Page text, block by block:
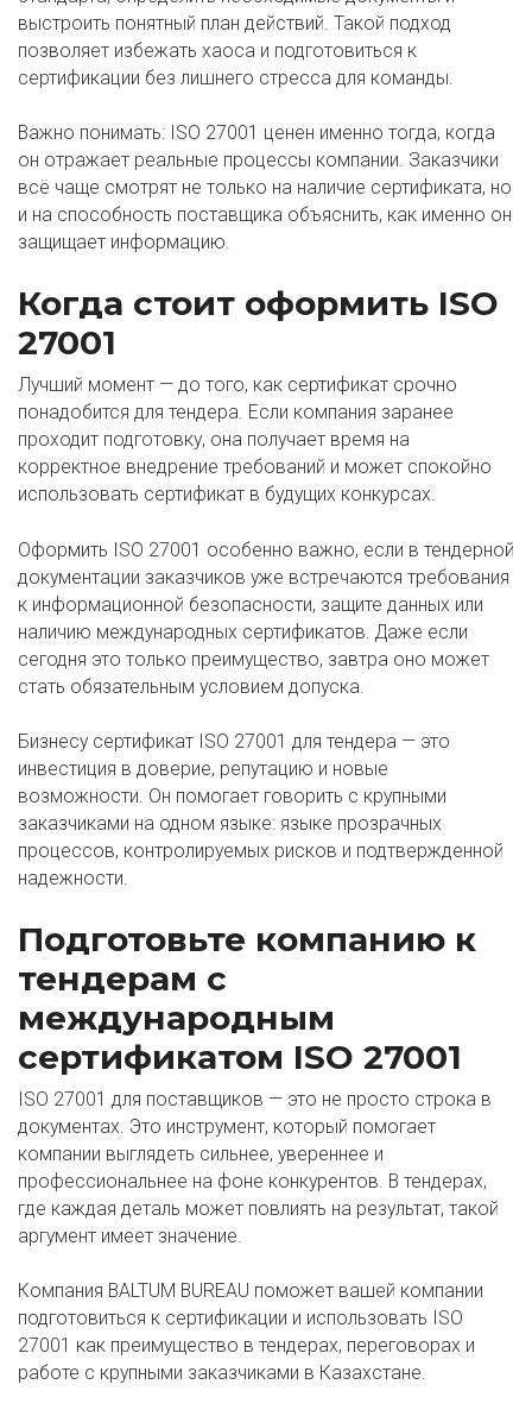
выстроить понятный план действий. Такой подход
позволяет избежать хаоса и подготовиться к
сертификации без лишнего стресса для команды.
Важно понимать: ISO 27001 ценен именно тогда, когда
он отражает реальные процессы компании. Заказчики
всё чаще смотрят не только на наличие сертификата, но
и на способность поставщика объяснить, как именно он
защищает информацию.
Когда стоит оформить ISO
27001
Лучший момент — до того, как сертификат срочно
понадобится для тендера. Если компания заранее
проходит подготовку, она получает время на
корректное внедрение требований и может спокойно
использовать сертификат в будущих конкурсах.
Оформить ISO 27001 особенно важно, если в тендерной
документации заказчиков уже встречаются требования
к информационной безопасности, защите данных или
наличию международных сертификатов. Даже если
сегодня это только преимущество, завтра оно может
стать обязательным условием допуска.
Бизнесу сертификат ISO 27001 для тендера — это
инвестиция в доверие, репутацию и новые
возможности. Он помогает говорить с крупными
заказчиками на одном языке: языке прозрачных
процессов, контролируемых рисков и подтвержденной
надежности.
Подготовьте компанию к
тендерам с
международным
сертификатом ISO 27001
ISO 27001 для поставщиков — это не просто строка в
документах. Это инструмент, который помогает
компании выглядеть сильнее, увереннее и
профессиональнее на фоне конкурентов. В тендерах,
где каждая деталь может повлиять на результат, такой
аргумент имеет значение.
Компания BALTUM BUREAU поможет вашей компании
подготовиться к сертификации и использовать ISO
27001 как преимущество в тендерах, переговорах и
работе с крупными заказчиками в Казахстане.